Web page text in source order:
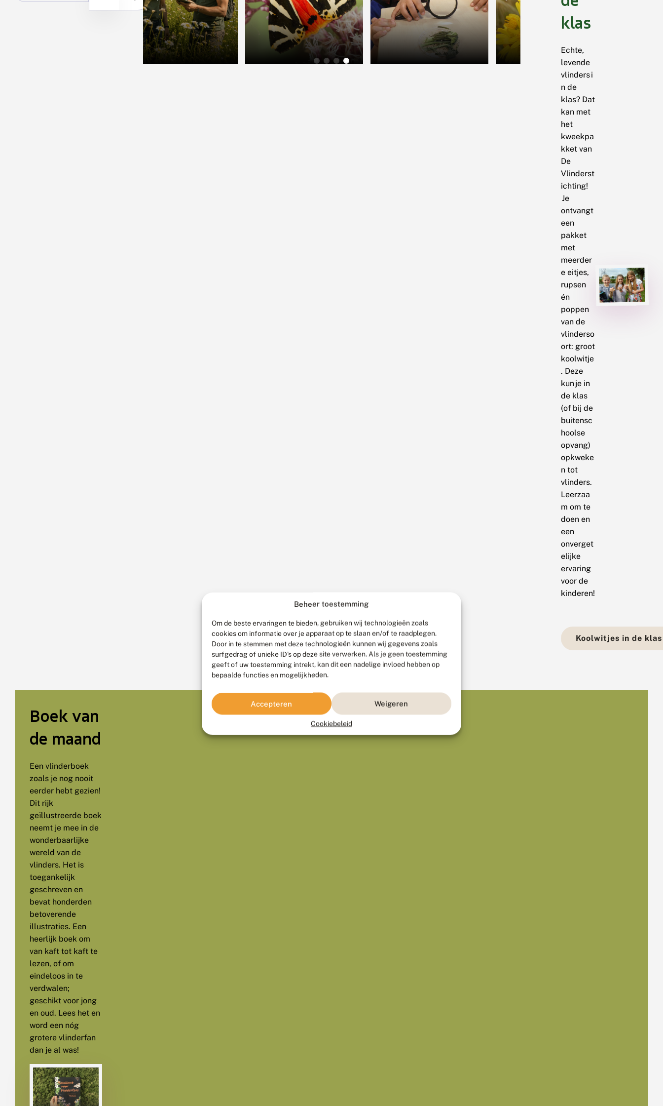
Beheer toestemming
Om de beste ervaringen te bieden, gebruiken wij technologieën zoals
cookies om informatie over je apparaat op te slaan en/of te raadplegen.
Door in te stemmen met deze technologieën kunnen wij gegevens zoals
surfgedrag of unieke ID's op deze site verwerken. Als je geen toestemming
geeft of uw toestemming intrekt, kan dit een nadelige invloed hebben op
bepaalde functies en mogelijkheden.
Accepteren Weigeren
Cookiebeleid
klas
Echte,
levende
vlinders i
n de
klas? Dat
kan met
het
kweekpa
kket van
De
Vlinderst
ichting!
Je
ontvangt
een
pakket
met
meerder
e eitjes,
rupsen
én
poppen
van de
vlinderso
ort: groot
koolwitje
. Deze
kun je in
de klas
(of bij de
buitensc
hoolse
opvang)
opkweke
n tot
vlinders.
Leerzaa
m om te
doen en
een
onverget
elijke
ervaring
voor de
kinderen!
Koolwitjes in de klas
Boek van
de maand
Een vlinderboek
zoals je nog nooit
eerder hebt gezien!
Dit rijk
geïllustreerde boek
neemt je mee in de
wonderbaarlijke
wereld van de
vlinders. Het is
toegankelijk
geschreven en
bevat honderden
betoverende
illustraties. Een
heerlijk boek om
van kaft tot kaft te
lezen, of om
eindeloos in te
verdwalen;
geschikt voor jong
en oud. Lees het en
word een nóg
grotere vlinderfan
dan je al was!